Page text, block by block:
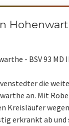
- BSV 93 MD
die
an. Mit
erkrankt ab und